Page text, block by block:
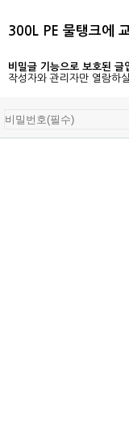
300L PE 물탱크에
비밀글 기능으로 보호된 글
작성자와 관리자만 열람하